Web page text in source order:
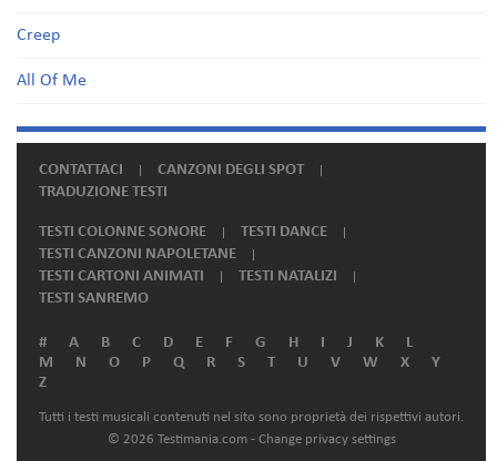
Creep
All Of Me
CONTATTACI
CANZONI DEGLI SPOT
TRADUZIONE TESTI
TESTI COLONNE SONORE
TESTI DANCE
TESTI CANZONI NAPOLETANE
TESTI CARTONI ANIMATI
TESTI NATALIZI
TESTI SANREMO
# A B C D E F G H I J K
L
M
N O P Q R S T U V W X
Y
Z
Tutti i testi musicali contenuti nel sito sono proprietà dei rispettivi autori.
© 2026 Testimania.com - Change privacy settings